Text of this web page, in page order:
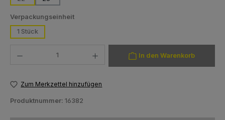
(Diese Option ist zurzeit nicht verfügbar.)
Verpackungseinheitauswählen
1 Stück
In den Warenkorb
Zum Merkzettel hinzufügen
Produktnummer: 16382